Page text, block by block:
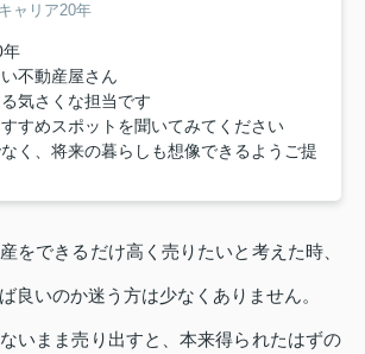
ャリア20年
年
不動産屋さん
気さくな担当です
すめスポットを聞いてみてください
く、将来の暮らしも想像できるようご提
をできるだけ高く売りたいと考えた時、
良いのか迷う方は少なくありません。
いまま売り出すと、本来得られたはずの